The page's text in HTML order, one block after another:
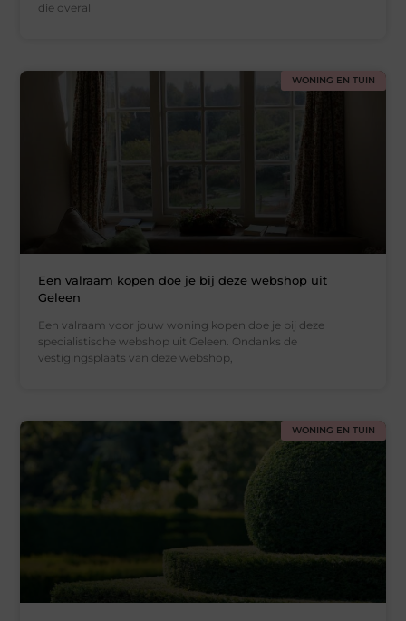
die overal
WONING EN TUIN
Een valraam kopen doe je bij deze webshop uit
Geleen
Een valraam voor jouw woning kopen doe je bij deze
specialistische webshop uit Geleen. Ondanks de
vestigingsplaats van deze webshop,
WONING EN TUIN